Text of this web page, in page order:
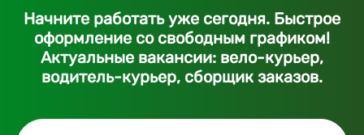
Начните работать уже сегодня. Быстрое
оформление со свободным графиком!
Актуальные вакансии: вело-курьер,
водитель-курьер, сборщик заказов.